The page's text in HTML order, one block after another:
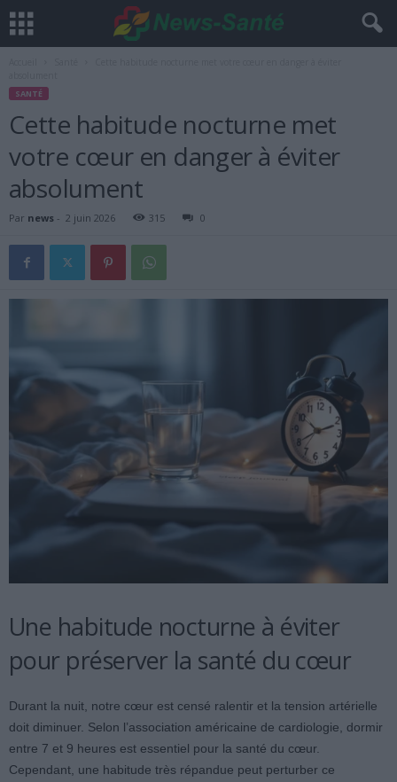
SANTÉ
Cette habitude nocturne met
votre cœur en danger à éviter
absolument
Par news - 2 juin 2026 315 0
Une habitude nocturne à éviter
pour préserver la santé du cœur
Durant la nuit, notre cœur est censé ralentir et la tension artérielle
doit diminuer. Selon l’association américaine de cardiologie, dormir
entre 7 et 9 heures est essentiel pour la santé du cœur.
Cependant, une habitude très répandue peut perturber ce